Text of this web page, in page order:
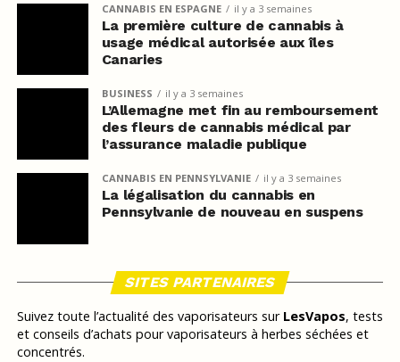
CANNABIS EN ESPAGNE il y a 3 semaines
La première culture de cannabis à
usage médical autorisée aux îles
Canaries
BUSINESS il y a 3 semaines
L’Allemagne met fin au remboursement
des fleurs de cannabis médical par
l’assurance maladie publique
CANNABIS EN PENNSYLVANIE il y a 3 semaines
La légalisation du cannabis en
Pennsylvanie de nouveau en suspens
SITES PARTENAIRES
Suivez toute l’actualité des vaporisateurs sur LesVapos, tests
et conseils d’achats pour vaporisateurs à herbes séchées et
concentrés.